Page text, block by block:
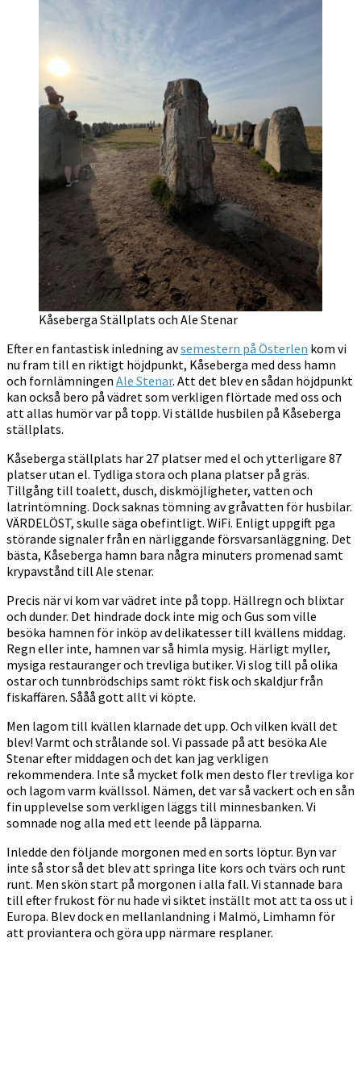
Kåseberga Ställplats och Ale Stenar
Efter en fantastisk inledning avsemestern på Österlen kom vi
nu fram till en riktigt höjdpunkt, Kåseberga med dess hamn
och fornlämningen Ale Stenar. Att det blev en sådan höjdpunkt
kan också bero på vädret som verkligen flörtade med oss och
att allas humör var på topp. Vi ställde husbilen på Kåseberga
ställplats.
Kåseberga ställplats har 27 platser med el och ytterligare 87
platser utan el. Tydliga stora och plana platser på gräs.
Tillgång till toalett, dusch, diskmöjligheter, vatten och
latrintömning. Dock saknas tömning av gråvatten för husbilar.
VÄRDELÖST, skulle säga obefintligt. WiFi. Enligt uppgift pga
störande signaler från en närliggande försvarsanläggning. Det
bästa, Kåseberga hamn bara några minuters promenad samt
krypavstånd till Ale stenar.
Precis när vi kom var vädret inte på topp. Hällregn och blixtar
och dunder. Det hindrade dock inte mig och Gus som ville
besöka hamnen för inköp av delikatesser till kvällens middag.
Regn eller inte, hamnen var så himla mysig. Härligt myller,
mysiga restauranger och trevliga butiker. Vi slog till på olika
ostar och tunnbrödschips samt rökt fisk och skaldjur från
fiskaffären. Sååå gott allt vi köpte.
Men lagom till kvällen klarnade det upp. Och vilken kväll det
blev! Varmt och strålande sol. Vi passade på att besöka Ale
Stenar efter middagen och det kan jag verkligen
rekommendera. Inte så mycket folk men desto fler trevliga kor
och lagom varm kvällssol. Nämen, det var så vackert och en sån
fin upplevelse som verkligen läggs till minnesbanken. Vi
somnade nog alla med ett leende på läpparna.
Inledde den följande morgonen med en sorts löptur. Byn var
inte så stor så det blev att springa lite kors och tvärs och runt
runt. Men skön start på morgonen i alla fall. Vi stannade bara
till efter frukost för nu hade vi siktet inställt mot att ta oss ut i
Europa. Blev dock en mellanlandning i Malmö, Limhamn för
att proviantera och göra upp närmare resplaner.